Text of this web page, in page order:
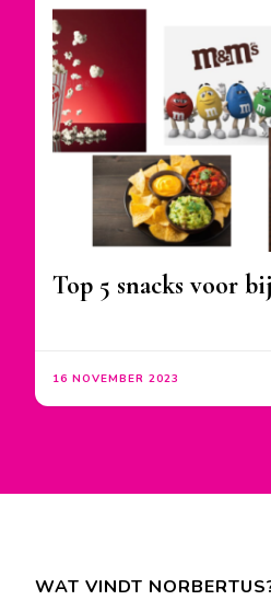
Top 5 snacks voor
16 NOVEMBER 2023
WAT VINDT